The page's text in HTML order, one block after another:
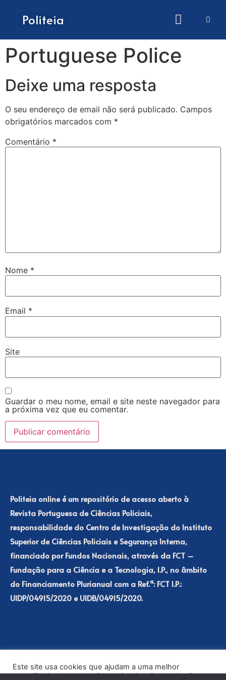
Politeia
Portuguese Police
Deixe uma resposta
O seu endereço de email não será publicado. Campos
obrigatórios marcados com *
Comentário *
Nome *
Email *
Site
Guardar o meu nome, email e site neste navegador para
a próxima vez que eu comentar.
Politeia online é um repositório de acesso aberto à
Revista Portuguesa de Ciências Policiais,
responsabilidade do Centro de Investigação do Instituto
Superior de Ciências Policiais e Segurança Interna,
financiado por Fundos Nacionais, através da FCT –
Fundação para a Ciência e a Tecnologia, I.P., no âmbito
do Financiamento Plurianual com a Ref.ª: FCT I.P.:
UIDP/04915/2020 e UIDB/04915/2020.
Este site usa cookies que ajudam a uma melhor
experiência de navegação no site. Ao clicar no botão